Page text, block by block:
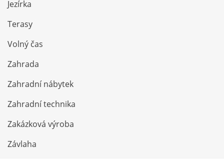
Jezírka
Terasy
Volný čas
Zahrada
Zahradní nábytek
Zahradní technika
Zakázková výroba
Závlaha